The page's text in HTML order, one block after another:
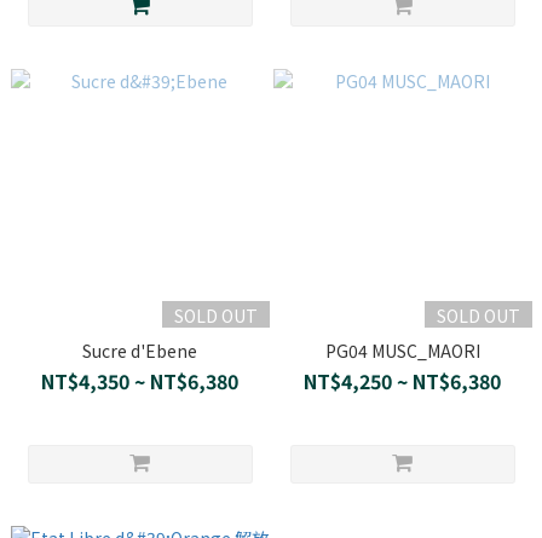
SOLD OUT
Sucre d'Ebene
NT$4,350 ~ NT$6,380
SOLD OUT
PG04 MUSC_MAORI
NT$4,250 ~ NT$6,380